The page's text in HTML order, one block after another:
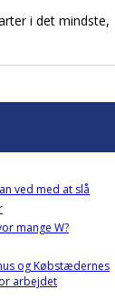
i det mindste,
ved med at slå
mange W?
og Købstædernes
arbejdet